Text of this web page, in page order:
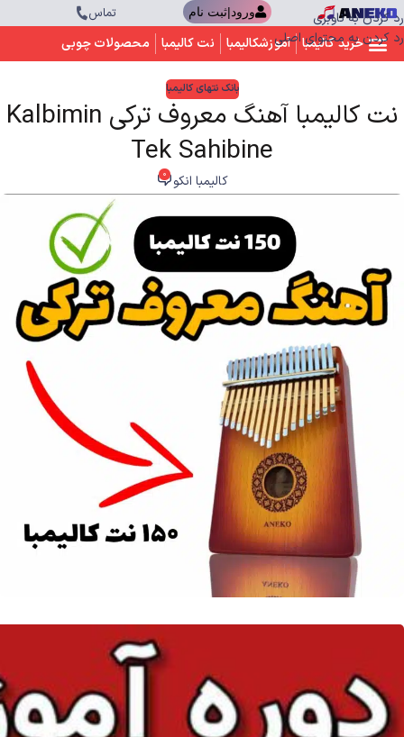
رد کردن به ناوبری
رد کردن به محتوای اصلی
ورود|ثبت نام تماس
خرید کالیمبا آموزشکالیمبا نت کالیمبا محصولات چوبی
بانک نتهای کالیمبا
نت کالیمبا آهنگ معروف ترکی Kalbimin
Tek Sahibine
کالیمبا انکو 0